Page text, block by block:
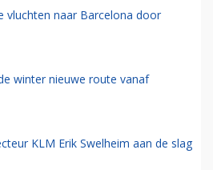
vluchten naar Barcelona door
winter nieuwe route vanaf
KLM Erik Swelheim aan de slag